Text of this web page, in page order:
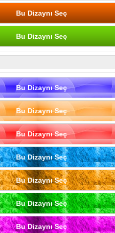
Bu Dizaynı Seç
Bu Dizaynı Seç
Bu Dizaynı Seç
Bu Dizaynı Seç
Bu Dizaynı Seç
Bu Dizaynı Seç
Bu Dizaynı Seç
Bu Dizaynı Seç
Bu Dizaynı Seç